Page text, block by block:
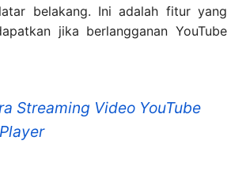
belakang. Ini adalah fitur yang
jika berlangganan YouTube
Streaming Video YouTube